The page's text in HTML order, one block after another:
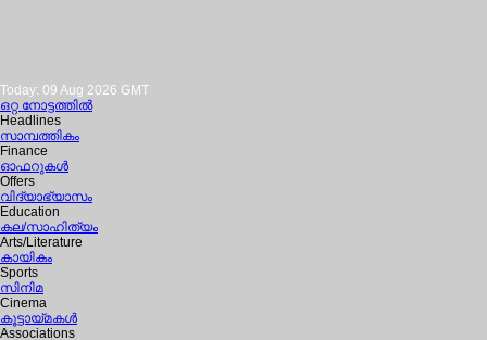
Today: 09 Aug 2026 GMT
ഒറ്റ നോട്ടത്തില്‍
Headlines
സാമ്പത്തികം
Finance
ഓഫറുകള്‍
Offers
വിദ്യാഭ്യാസം
Education
കല/സാഹിത്യം
Arts/Literature
കായികം
Sports
സിനിമ
Cinema
കൂട്ടായ്മകള്‍
Associations